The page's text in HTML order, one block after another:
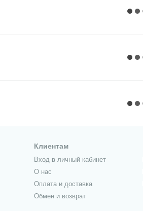
Клиентам
Вход в личный кабинет
О нас
Оплата и доставка
Обмен и возврат